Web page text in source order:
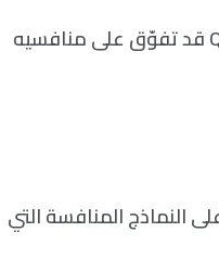
أعلنت شركة التكنولوجيا الصينية «علي بابا» أن نموذجها Qwen2.5-Max قد تفوّق على منافسيه
المنافسة التي